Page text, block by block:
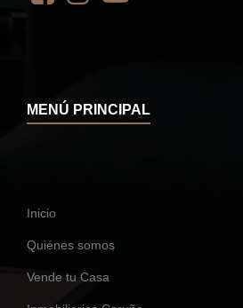
MENÚ PRINCIPAL
Inicio
Quiénes somos
Vende tu Casa